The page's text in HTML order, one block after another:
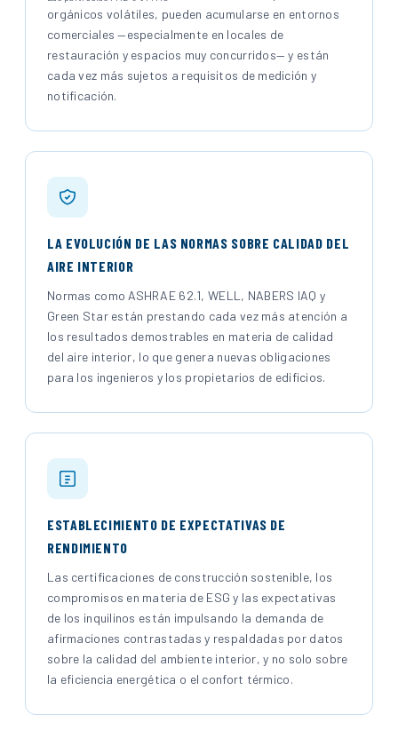
orgánicos volátiles, pueden acumularse en entornos
comerciales —especialmente en locales de
restauración y espacios muy concurridos— y están
cada vez más sujetos a requisitos de medición y
notificación.
LA EVOLUCIÓN DE LAS NORMAS SOBRE CALIDAD DEL
AIRE INTERIOR
Normas como ASHRAE 62.1, WELL, NABERS IAQ y
Green Star están prestando cada vez más atención a
los resultados demostrables en materia de calidad
del aire interior, lo que genera nuevas obligaciones
para los ingenieros y los propietarios de edificios.
ESTABLECIMIENTO DE EXPECTATIVAS DE
RENDIMIENTO
Las certificaciones de construcción sostenible, los
compromisos en materia de ESG y las expectativas
de los inquilinos están impulsando la demanda de
afirmaciones contrastadas y respaldadas por datos
sobre la calidad del ambiente interior, y no solo sobre
la eficiencia energética o el confort térmico.